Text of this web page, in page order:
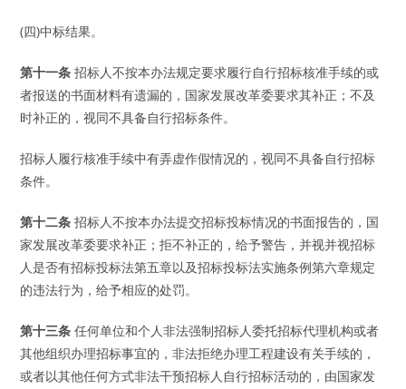
(四)中标结果。
第十一条 招标人不按本办法规定要求履行自行招标核准手续的或
者报送的书面材料有遗漏的，国家发展改革委要求其补正；不及
时补正的，视同不具备自行招标条件。
招标人履行核准手续中有弄虚作假情况的，视同不具备自行招标
条件。
第十二条 招标人不按本办法提交招标投标情况的书面报告的，国
家发展改革委要求补正；拒不补正的，给予警告，并视并视招标
人是否有招标投标法第五章以及招标投标法实施条例第六章规定
的违法行为，给予相应的处罚。
第十三条 任何单位和个人非法强制招标人委托招标代理机构或者
其他组织办理招标事宜的，非法拒绝办理工程建设有关手续的，
或者以其他任何方式非法干预招标人自行招标活动的，由国家发